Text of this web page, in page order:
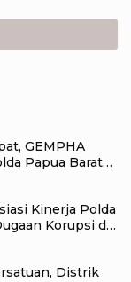
GEMPHA
Papua Barat
Kinerja Polda
Korupsi di
Distrik